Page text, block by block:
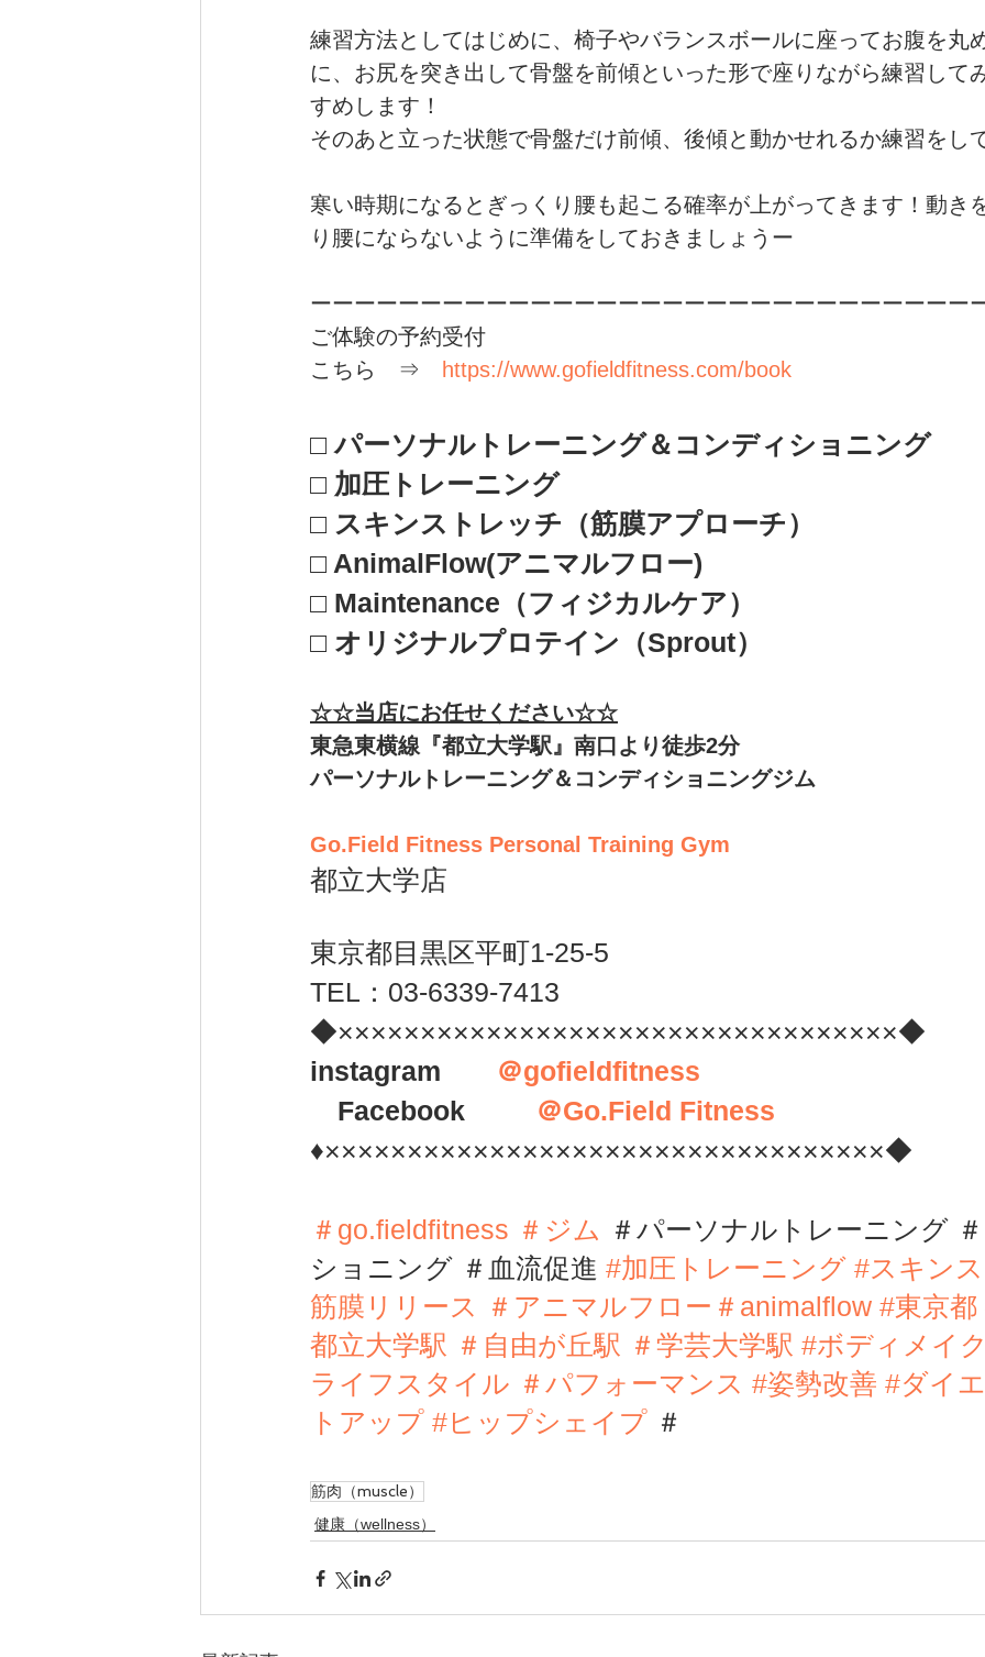
練習方法としてはじめに、椅子やバランスボールに座ってお腹を丸
に、お尻を突き出して骨盤を前傾といった形で座りながら練習して
すめします！
そのあと立った状態で骨盤だけ前傾、後傾と動かせれるか練習をし
寒い時期になるとぎっくり腰も起こる確率が上がってきます！動き
り腰にならないように準備をしておきましょうー
ーーーーーーーーーーーーーーーーーーーーーーーーーーーーーー
ご体験の予約受付
こちら　⇒
https://www.gofieldfitness.com/book
□ パーソナルトレーニング＆コンディショニング
□ 加圧トレーニング
□ スキンストレッチ（筋膜アプローチ）
□ AnimalFlow(アニマルフロー)
□ Maintenance（フィジカルケア）
□ オリジナルプロテイン（Sprout）
☆☆当店にお任せください☆☆
東急東横線『都立大学駅』南口より徒歩2分
パーソナルトレーニング＆コンディショニングジム
Go.Field Fitness Personal Training Gym
都立大学店
東京都目黒区平町1-25-5
TEL：03-6339-7413
◆××××××××××××××××××××××××××××××××××◆
instagram
＠gofieldfitness
Facebook
＠Go.Field Fitness
♦××××××××××××××××××××××××××××××××××◆
＃go.fieldfitness ＃ジム ＃パーソナルトレーニング
ショニング ＃血流促進 #加圧トレーニング #スキン
筋膜リリース
＃アニマルフロー ＃animalflow #東京都
都立大学駅 ＃自由が丘駅 ＃学芸大学駅 #ボディメイク
ライフスタイル ＃パフォーマンス #姿勢改善 #ダイ
トアップ #ヒップシェイプ ＃
筋肉（muscle）
健康（wellness）